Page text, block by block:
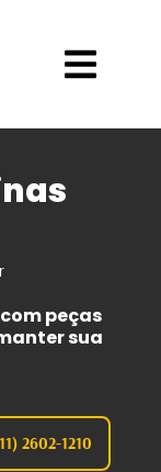
peças
sua
2602-1210